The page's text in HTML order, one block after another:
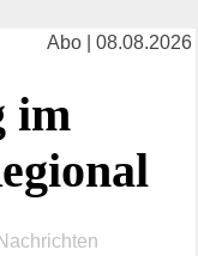
Abo | 08.08.2026
im